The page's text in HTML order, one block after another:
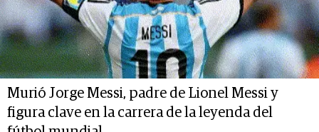
Murió Jorge Messi, padre de Lionel Messi y
figura clave en la carrera de la leyenda del